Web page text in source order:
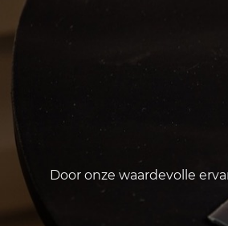
Door onze waardevolle